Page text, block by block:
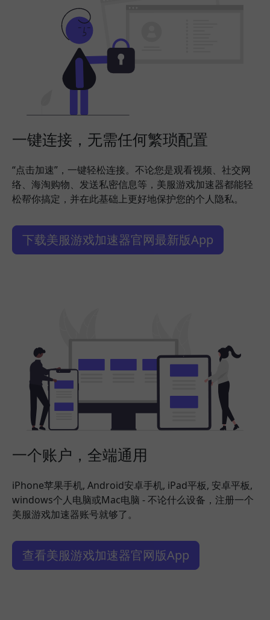
一键连接，无需任何繁琐配置
“点击加速”，一键轻松连接。不论您是观看视频、社交网
络、海淘购物、发送私密信息等，美服游戏加速器都能轻
松帮你搞定，并在此基础上更好地保护您的个人隐私。
下载美服游戏加速器官网最新版App
一个账户，全端通用
iPhone苹果手机, Android安卓手机, iPad平板, 安卓平板,
windows个人电脑或Mac电脑 - 不论什么设备，注册一个
美服游戏加速器账号就够了。
查看美服游戏加速器官网版App